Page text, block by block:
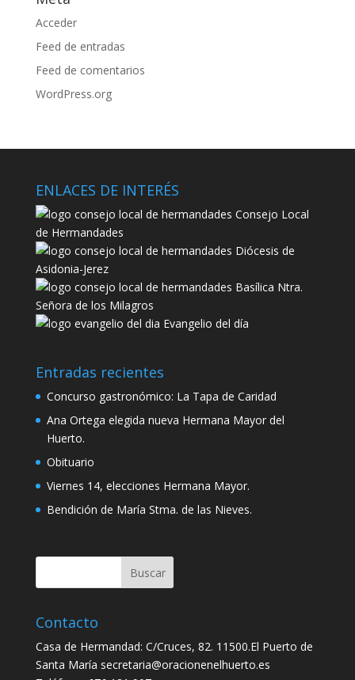
Acceder
Feed de entradas
Feed de comentarios
WordPress.org
ENLACES DE INTERÉS
Consejo Local
de Hermandades
Diócesis de
Asidonia-Jerez
Basílica Ntra.
Señora de los Milagros
Evangelio del día
Entradas recientes
Concurso gastronómico: La Tapa de Caridad
Ana Ortega elegida nueva Hermana Mayor del
Huerto.
Obituario
Viernes 14, elecciones Hermana Mayor.
Bendición de María Stma. de las Nieves.
Contacto
Casa de Hermandad: C/Cruces, 82. 11500.El Puerto de
Santa María secretaria@oracionenelhuerto.es